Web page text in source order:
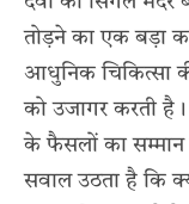
तोड़ने का एक बड़ा
आधुनिक चिकित्सा
को उजागर करती
के फैसलों का सम्मान
सवाल उठता है कि